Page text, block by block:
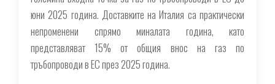
юни 2025 година. Доставките на Италия са практически
непроменени спрямо миналата година, като
представляват 15% от общия внос на газ по
тръбопроводи в ЕС през 2025 година.